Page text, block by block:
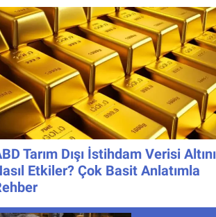
Tarım Dışı İstihdam Verisi Altını
Etkiler? Çok Basit Anlatımla